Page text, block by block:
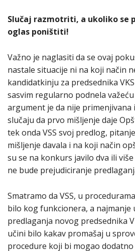
Slučaj razmotriti, a ukoliko se
oglas poništiti!
Važno je naglasiti da se ovaj
nastale situacije ni na koji način
kandidatkinju za predsednika
sasvim regularno podnela
argument je da nije primenjivana
slučaju da prvo mišljenje daje
tek onda VSS svoj predlog,
mišljenje davala i na koji način
su se na konkurs javilo dva ili više
ne bude prejudiciranje
Smatramo da VSS, u
bilo kog funkcionera, a najmanje
predlaganja novog predsednika
učini bilo kakav promašaj u
procedure koji bi mogao